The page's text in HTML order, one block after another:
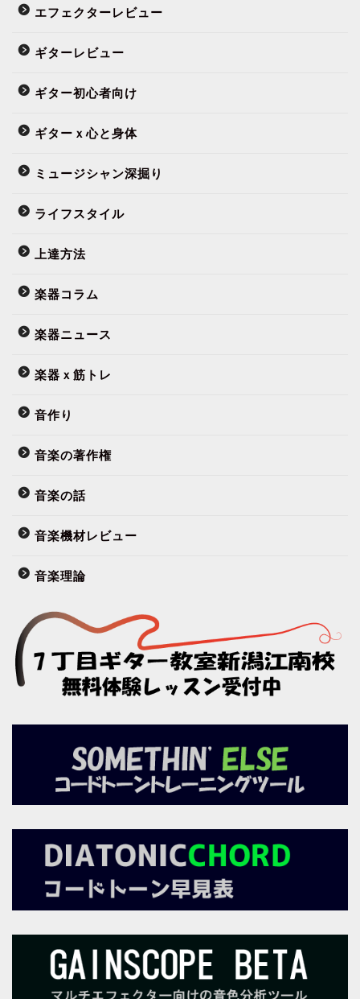
エフェクターレビュー
ギターレビュー
ギター初心者向け
ギターｘ心と身体
ミュージシャン深掘り
ライフスタイル
上達方法
楽器コラム
楽器ニュース
楽器ｘ筋トレ
音作り
音楽の著作権
音楽の話
音楽機材レビュー
音楽理論